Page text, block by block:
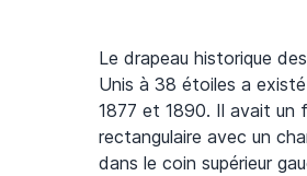
Le drapeau historique
Unis à 38 étoiles a
1877 et 1890. Il avait un
rectangulaire avec un
dans le coin supérieur